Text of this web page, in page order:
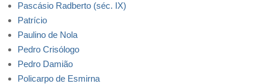
Pascásio Radberto (séc. IX)
Patrício
Paulino de Nola
Pedro Crisólogo
Pedro Damião
Policarpo de Esmirna